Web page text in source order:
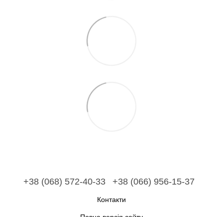
+38 (068) 572-40-33 +38 (066) 956-15-37
Контакти